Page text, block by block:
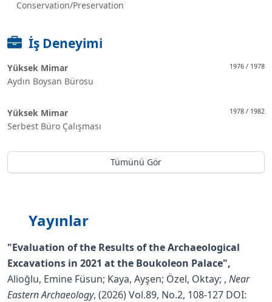
Conservation/Preservation
İş Deneyimi
1976 / 1978
Yüksek Mimar
Aydın Boysan Bürosu
1978 / 1982
Yüksek Mimar
Serbest Büro Çalışması
Tümünü Gör
Yayınlar
"Evaluation of the Results of the Archaeological
Excavations in 2021 at the Boukoleon Palace",
Alioğlu, Emine Füsun; Kaya, Ayşen; Özel, Oktay; , Near
Eastern Archaeology, (2026) Vol.89, No.2, 108-127 DOI: